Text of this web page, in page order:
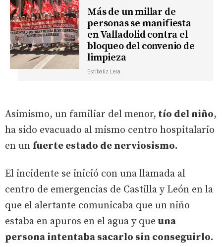
Más de un millar de
personas se manifiesta
en Valladolid contra el
bloqueo del convenio de
limpieza
Estíbaliz Lera
Asimismo, un familiar del menor, tío del niño,
ha sido evacuado al mismo centro hospitalario
en un fuerte estado de nerviosismo.
El incidente se inició con una llamada al
centro de emergencias de Castilla y León en la
que el alertante comunicaba que un niño
estaba en apuros en el agua y que una
persona intentaba sacarlo sin conseguirlo.